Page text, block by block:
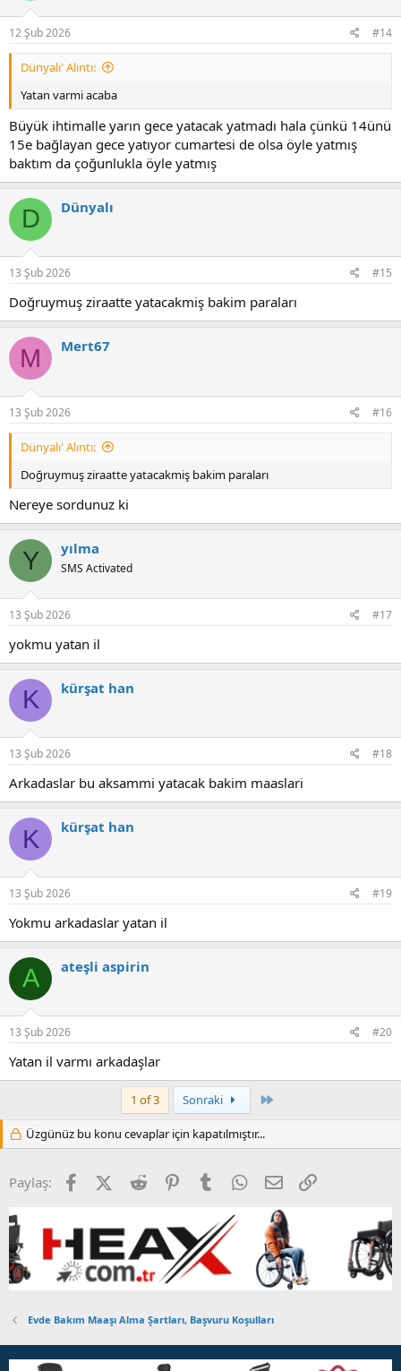
12 Şub 2026 #14
Dünyalı' Alıntı:
Yatan varmi acaba
Büyük ihtimalle yarın gece yatacak yatmadı hala çünkü 14ünü
15e bağlayan gece yatıyor cumartesi de olsa öyle yatmış
baktım da çoğunlukla öyle yatmış
D Dünyalı
13 Şub 2026 #15
Doğruymuş ziraatte yatacakmiş bakim paraları
M Mert67
13 Şub 2026 #16
Dünyalı' Alıntı:
Doğruymuş ziraatte yatacakmiş bakim paraları
Nereye sordunuz ki
Y yılma
SMS Activated
13 Şub 2026 #17
yokmu yatan il
K kürşat han
13 Şub 2026 #18
Arkadaslar bu aksammi yatacak bakim maaslari
K kürşat han
13 Şub 2026 #19
Yokmu arkadaslar yatan il
A ateşli aspirin
13 Şub 2026 #20
Yatan il varmı arkadaşlar
1 of 3 Sonraki
Üzgünüz bu konu cevaplar için kapatılmıştır...
Paylaş: FacebookX (Twitter)
Reddit PinterestTumblr WhatsApp
E-posta
Evde Bakım Maaşı Alma Şartları, Başvuru Koşulları